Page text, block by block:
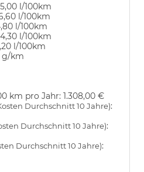
5,00 l/100km
l/100km
l/100km
4,30 l/100km
l/100km
g/km
km pro Jahr: 1.308,00 €
Durchschnitt 10 Jahre):
Durchschnitt 10 Jahre):
Durchschnitt 10 Jahre):